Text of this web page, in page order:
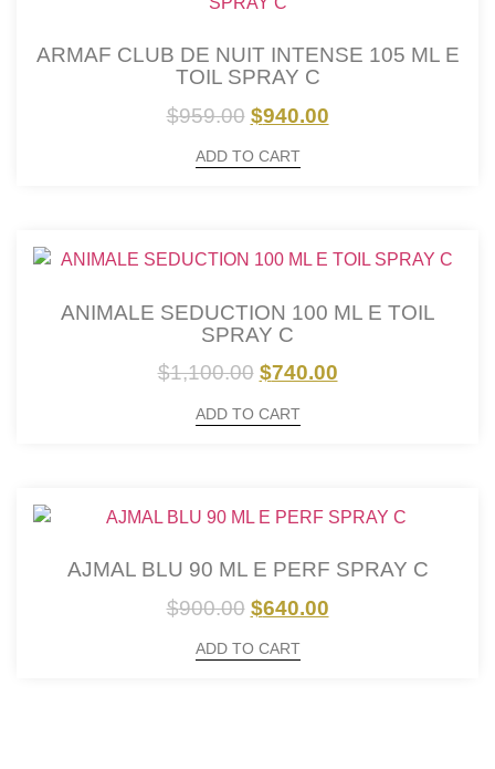
ARMAF CLUB DE NUIT INTENSE 105 ML E
TOIL SPRAY C
$959.00 $940.00
ADD TO CART
ANIMALE SEDUCTION 100 ML E TOIL
SPRAY C
$1,100.00 $740.00
ADD TO CART
AJMAL BLU 90 ML E PERF SPRAY C
$900.00 $640.00
ADD TO CART